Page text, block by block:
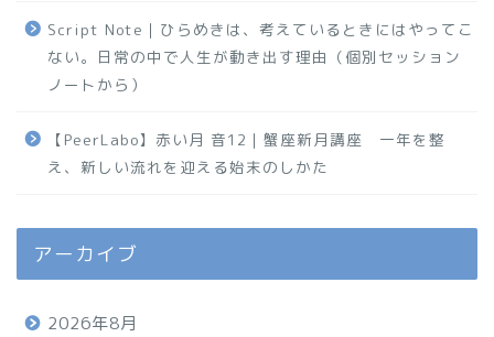
Script Note｜ひらめきは、考えているときにはやってこ
ない。日常の中で人生が動き出す理由（個別セッション
ノートから）
【PeerLabo】赤い月 音12｜蟹座新月講座 一年を整
え、新しい流れを迎える始末のしかた
アーカイブ
2026年8月